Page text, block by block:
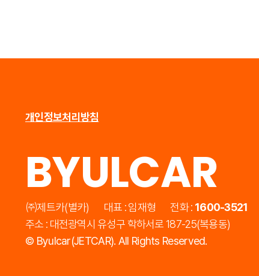
개인정보처리방침
BYULCAR
㈜제트카(별카) 대표 : 임재형 전화 : 1600-3521
주소 : 대전광역시 유성구 학하서로 187-25(복용동)
© Byulcar(JETCAR). All Rights Reserved.